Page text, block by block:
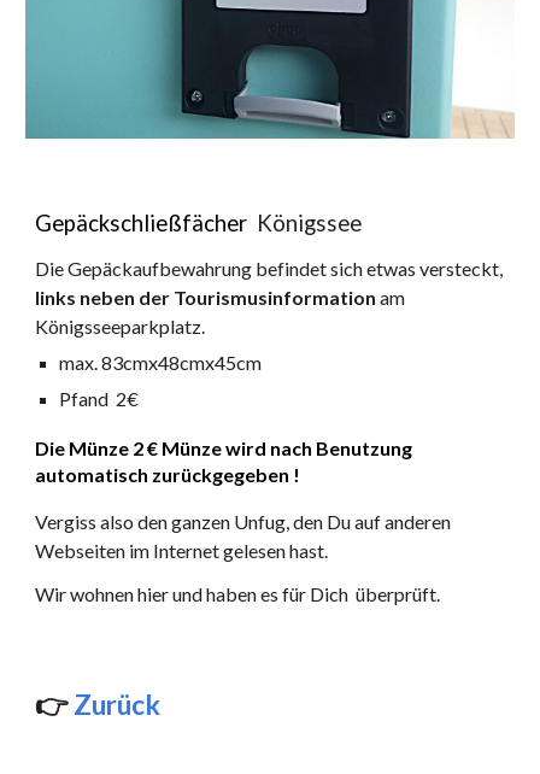
Gepäckschließfächer Königssee
Die Gepäckaufbewahrung befindet sich etwas versteckt,
links neben der Tourismusinformationam
Königsseeparkplatz.
max. 83cmx48cmx45cm
Pfand 2€
Die Münze 2 € Münze wird nach Benutzung
automatisch zurückgegeben !
Vergiss also den ganzen Unfug, den Du auf anderen
Webseiten im Internet gelesen hast.
Wir wohnen hier und haben es für Dich überprüft.
👉Zurück